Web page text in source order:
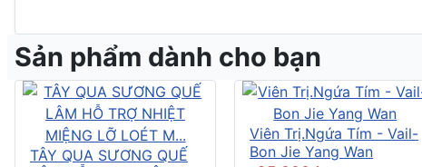
Sản phẩm dành cho bạn
TÂY QUA SƯƠNG QUẾ
Viên Trị.Ngứa Tím - Vail-
Bon Jie Yang Wan